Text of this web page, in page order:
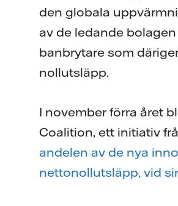
den globala
av de ledande
banbrytare som
nollutsläpp.
I november förra året
Coalition, ett initiativ
andelen av de nya
nettonollutsläpp, vid